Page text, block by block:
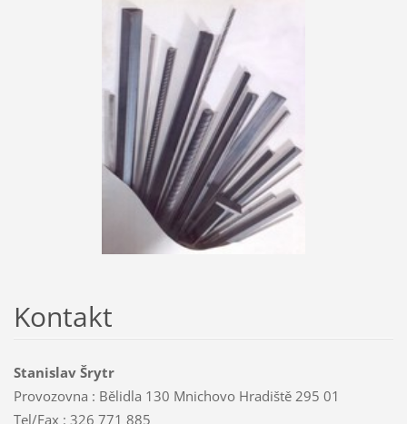
Kontakt
Stanislav Šrytr
Provozovna : Bělidla 130 Mnichovo Hradiště 295 01
Tel/Fax : 326 771 885